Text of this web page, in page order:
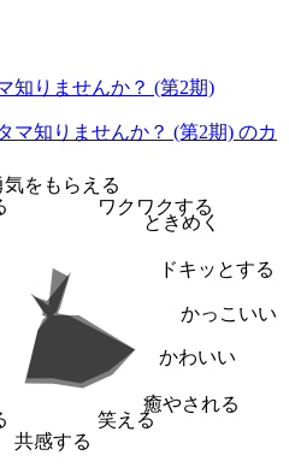
知りませんか？ (第2期)
気をもらえる
ワクワクする
ときめく
ドキッとする
かっこいい
かわいい
癒やされる
笑える
共感する